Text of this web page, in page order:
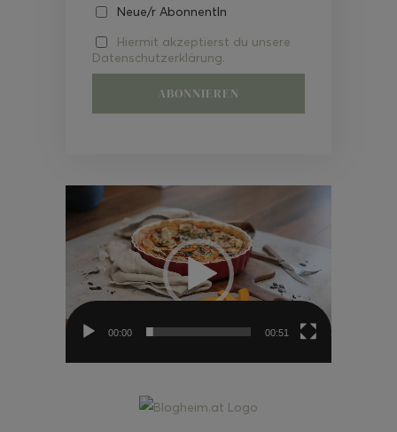
Neue/r AbonnentIn
Hiermit akzeptierst du unsere
Datenschutzerklärung.
Video-
00:00 00:51